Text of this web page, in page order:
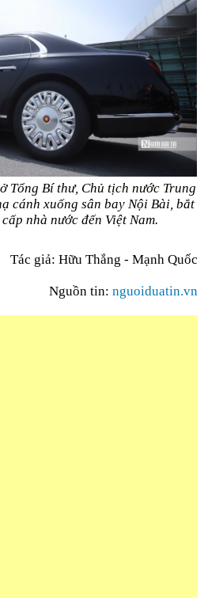
Tổng Bí thư, Chủ tịch nước Trung
cánh xuống sân bay Nội Bài, bắt
nhà nước đến Việt Nam.
Tác giả: Hữu Thắng - Mạnh Quốc
Nguồn tin: nguoiduatin.vn